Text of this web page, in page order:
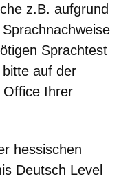
z.B. aufgrund
Sprachtest
auf der
Office Ihrer
hessischen
Deutsch Level